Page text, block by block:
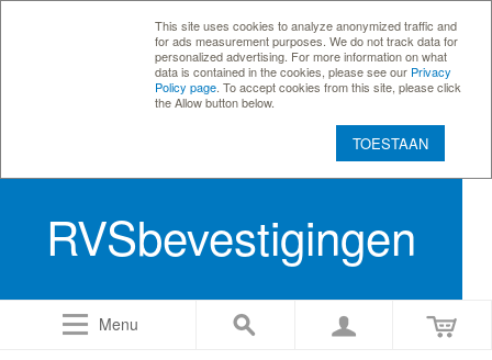
This site uses cookies to analyze anonymized traffic and
for ads measurement purposes. We do not track data for
personalized advertising. For more information on what
data is contained in the cookies, please see our Privacy
Policy page . To accept cookies from this site, please click
the Allow button below.
TOESTAAN
RVSbevestigingen
Menu